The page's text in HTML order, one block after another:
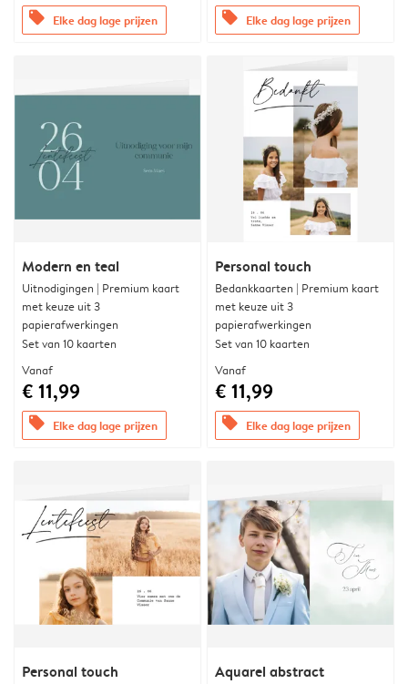
offers Elke dag lage prijzen offers Elke dag lage prijzen
Modern en teal
Uitnodigingen | Premium kaart
met keuze uit 3
papierafwerkingen
Set van 10 kaarten
Vanaf
€ 11,99
offers Elke dag lage prijzen
Personal touch
Bedankkaarten | Premium kaart
met keuze uit 3
papierafwerkingen
Set van 10 kaarten
Vanaf
€ 11,99
offers Elke dag lage prijzen
Personal touch Aquarel abstract